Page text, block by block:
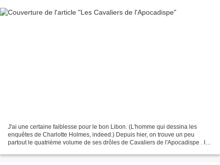
J'ai une certaine faiblesse pour le bon Libon. (L'homme qui dessina les
enquêtes de Charlotte Holmes, indeed.) Depuis hier, on trouve un peu
partout le quatrième volume de ses drôles de Cavaliers de l'Apocadispe . Il